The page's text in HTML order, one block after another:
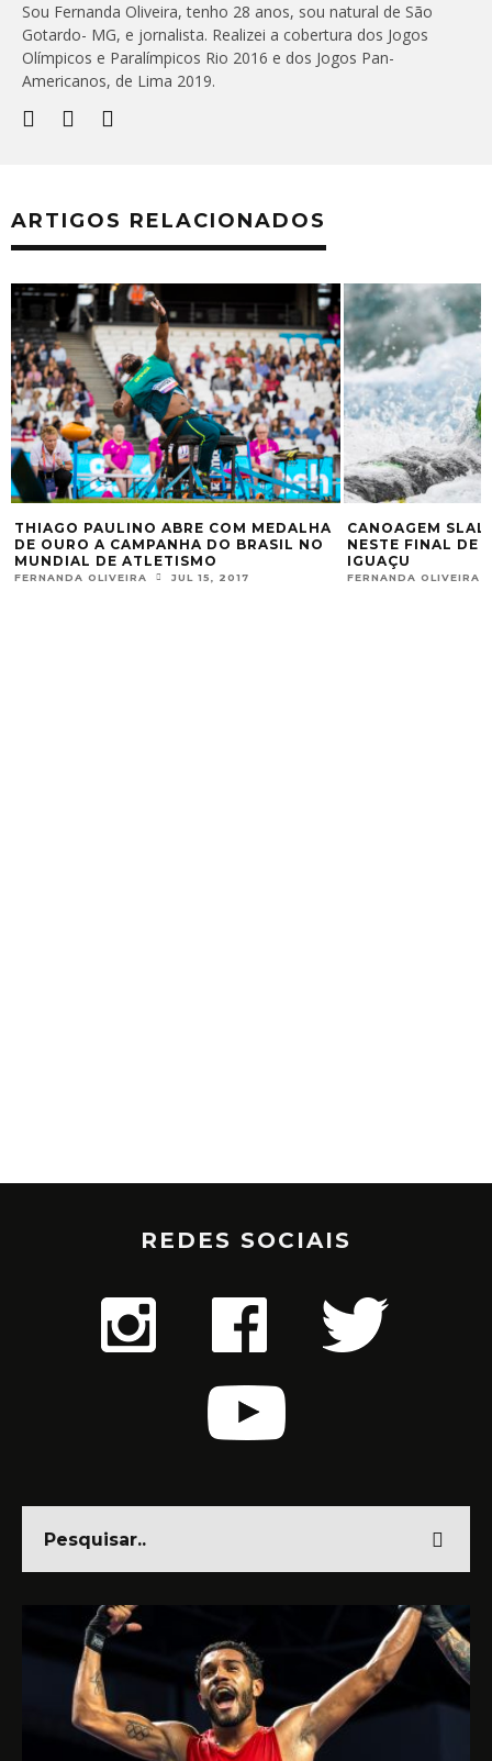
Sou Fernanda Oliveira, tenho 28 anos, sou natural de São
Gotardo- MG, e jornalista. Realizei a cobertura dos Jogos
Olímpicos e Paralímpicos Rio 2016 e dos Jogos Pan-
Americanos, de Lima 2019.
ARTIGOS RELACIONADOS
CANOAGEM SLALOM EM DOSE DUPLA
NESTE FINAL DE SEMANA EM FOZ DO
IGUAÇU
FERNANDA OLIVEIRA MAIO 10, 2017
PATRICK
PADDLEBOARD
HAVAÍ
FERNANDA OLIVEIRA
REDES SOCIAIS